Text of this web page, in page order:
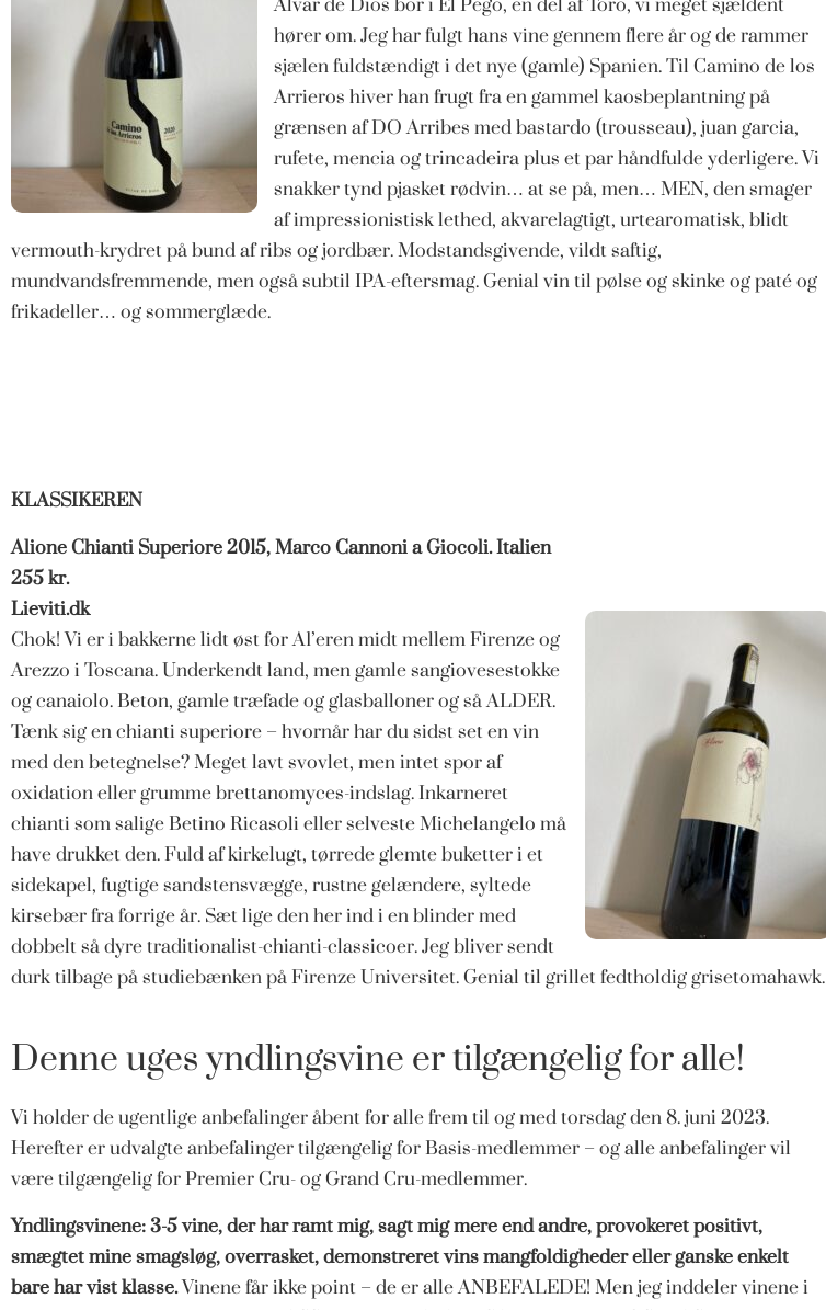
Alvar de Dios bor i El Pego, en del af Toro, vi meget sjældent
hører om. Jeg har fulgt hans vine gennem flere år og de rammer
sjælen fuldstændigt i det nye (gamle) Spanien. Til Camino de los
Arrieros hiver han frugt fra en gammel kaosbeplantning på
grænsen af DO Arribes med bastardo (trousseau), juan garcia,
rufete, mencia og trincadeira plus et par håndfulde yderligere. Vi
snakker tynd pjasket rødvin… at se på, men… MEN, den smager
af impressionistisk lethed, akvarelagtigt, urtearomatisk, blidt
vermouth-krydret på bund af ribs og jordbær. Modstandsgivende, vildt saftig,
mundvandsfremmende, men også subtil IPA-eftersmag. Genial vin til pølse og skinke og paté og
frikadeller… og sommerglæde.
KLASSIKEREN
Alione Chianti Superiore 2015, Marco Cannoni a Giocoli. Italien
255 kr.
Lieviti.dk
Chok! Vi er i bakkerne lidt øst for A1’eren midt mellem Firenze og
Arezzo i Toscana. Underkendt land, men gamle sangiovesestokke
og canaiolo. Beton, gamle træfade og glasballoner og så ALDER.
Tænk sig en chianti superiore – hvornår har du sidst set en vin
med den betegnelse? Meget lavt svovlet, men intet spor af
oxidation eller grumme brettanomyces-indslag. Inkarneret
chianti som salige Betino Ricasoli eller selveste Michelangelo må
have drukket den. Fuld af kirkelugt, tørrede glemte buketter i et
sidekapel, fugtige sandstensvægge, rustne gelændere, syltede
kirsebær fra forrige år. Sæt lige den her ind i en blinder med
dobbelt så dyre traditionalist-chianti-classicoer. Jeg bliver sendt
durk tilbage på studiebænken på Firenze Universitet. Genial til grillet fedtholdig grisetomahawk.
Denne uges yndlingsvine er tilgængelig for alle!
Vi holder de ugentlige anbefalinger åbent for alle frem til og med torsdag den 8. juni 2023.
Herefter er udvalgte anbefalinger tilgængelig for Basis-medlemmer – og alle anbefalinger vil
være tilgængelig for Premier Cru- og Grand Cru-medlemmer.
Yndlingsvinene: 3-5 vine, der har ramt mig, sagt mig mere end andre, provokeret positivt,
smægtet mine smagsløg, overrasket, demonstreret vins mangfoldigheder eller ganske enkelt
bare har vist klasse.Vinene får ikke point – de er alle ANBEFALEDE! Men jeg inddeler vinene i